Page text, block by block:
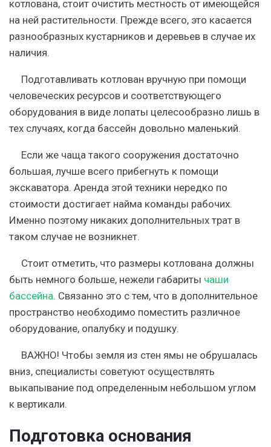
котлована, стоит очистить местность от имеющейся
на ней растительности. Прежде всего, это касается
разнообразных кустарников и деревьев в случае их
наличия.
Подготавливать котлован вручную при помощи
человеческих ресурсов и соответствующего
оборудования в виде лопаты целесообразно лишь в
тех случаях, когда бассейн довольно маленький.
Если же чаща такого сооружения достаточно
большая, лучше всего прибегнуть к помощи
экскаватора. Аренда этой техники нередко по
стоимости достигает найма команды рабочих.
Именно поэтому никаких дополнительных трат в
таком случае не возникнет.
Стоит отметить, что размеры котлована должны
быть немного больше, нежели габариты чаши
бассейна. Связанно это с тем, что в дополнительное
пространство необходимо поместить различное
оборудование, опалубку и подушку.
ВАЖНО! Чтобы земля из стен ямы не обрушалась
вниз, специалисты советуют осуществлять
выкапывание под определенным небольшом углом
к вертикали.
Подготовка основания